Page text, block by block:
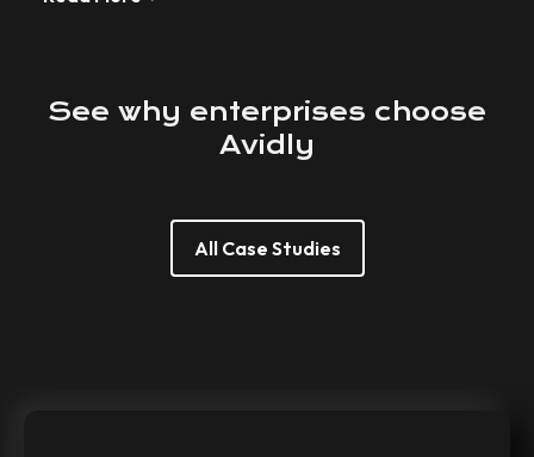
See why enterprises choose
Avidly
All Case Studies